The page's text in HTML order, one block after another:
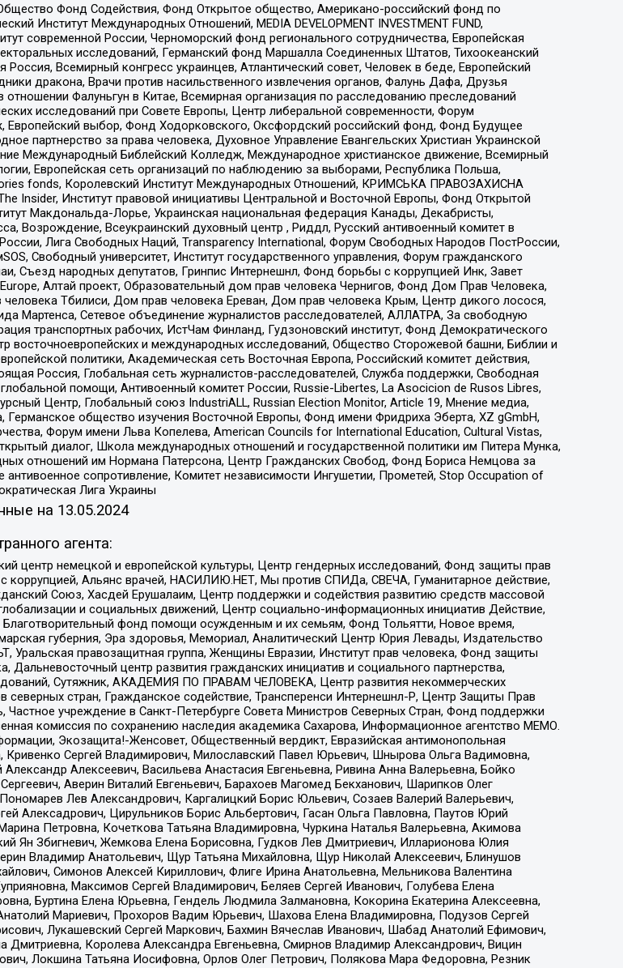
Фонд Содействия, Фонд Открытое общество, Американо-российский фонд по
Институт Международных Отношений, MEDIA DEVELOPMENT INVESTMENT FUND,
современной России, Черноморский фонд регионального сотрудничества, Европейская
исследований, Германский фонд Маршалла Соединенных Штатов, Тихоокеанский
Всемирный конгресс украинцев, Атлантический совет, Человек в беде, Европейский
дракона, Врачи против насильственного извлечения органов, Фалунь Дафа, Друзья
Фалуньгун в Китае, Всемирная организация по расследованию преследований
исследований при Совете Европы, Центр либеральной современности, Форум
выбор, Фонд Ходорковского, Оксфордский российский фонд, Фонд Будущее
партнерство за права человека, Духовное Управление Евангельских Христиан Украинской
Международный Библейский Колледж, Международное христианское движение, Всемирный
Европейская сеть организаций по наблюдению за выборами, Республика Польша,
fonds, Королевский Институт Международных Отношений, КРИМСЬКА ПРАВОЗАХИСНА
Insider, Институт правовой инициативы Центральной и Восточной Европы, Фонд Открытой
Макдональда-Лорье, Украинская национальная федерация Канады, Декабристы,
Возрождение, Всеукраинский духовный центр , Риддл, Русский антивоенный комитет в
Лига Свободных Наций, Transparеncy International, Форум Свободных Народов ПостРоссии,
Свободный университет, Институт государственного управления, Форум гражданского
Съезд народных депутатов, Гринпис Интернешнл, Фонд борьбы с коррупцией Инк, Завет
Алтай проект, Образовательный дом прав человека Чернигов, Фонд Дом Прав Человека,
Тбилиси, Дом прав человека Ереван, Дом прав человека Крым, Центр дикого лосося,
Мартенса, Сетевое объединение журналистов расследователей, АЛЛАТРА, За свободную
транспортных рабочих, ИстЧам Финланд, Гудзоновский институт, Фонд Демократического
восточноевропейских и международных исследований, Общество Сторожевой башни, Библии и
политики, Академическая сеть Восточная Европа, Российский комитет действия,
Россия, Глобальная сеть журналистов-расследователей, Служба поддержки, Свободная
помощи, Антивоенный комитет России, Russie-Libertes, La Asocicion de Rusos Libres,
Центр, Глобальный союз IndustriALL, Russian Election Monitor, Article 19, Мнение медиа,
общество изучения Восточной Европы, Фонд имени Фридриха Эберта, XZ gGmbH,
Форум имени Льва Копелева, American Councils for International Education, Cultural Vistas,
диалог, Школа международных отношений и государственной политики им Питера Мунка,
отношений им Нормана Патерсона, Центр Гражданских Свобод, Фонд Бориса Немцова за
сопротивление, Комитет независимости Ингушетии, Прометей, Stop Occupation of
Лига Украины
на 13.05.2024
агента:
центр немецкой и европейской культуры, Центр гендерных исследований, Фонд защиты прав
коррупцией, Альянс врачей, НАСИЛИЮ.НЕТ, Мы против СПИДа, СВЕЧА, Гуманитарное действие,
Союз, Хасдей Ерушалаим, Центр поддержки и содействия развитию средств массовой
и социальных движений, Центр социально-информационных инициатив Действие,
фонд помощи осужденным и их семьям, Фонд Тольятти, Новое время,
губерния, Эра здоровья, Мемориал, Аналитический Центр Юрия Левады, Издательство
правозащитная группа, Женщины Евразии, Институт прав человека, Фонд защиты
Дальневосточный центр развития гражданских инициатив и социального партнерства,
Сутяжник, АКАДЕМИЯ ПО ПРАВАМ ЧЕЛОВЕКА, Центр развития некоммерческих
северных стран, Гражданское содействие, Трансперенси Интернешнл-Р, Центр Защиты Прав
учреждение в Санкт-Петербурге Совета Министров Северных Стран, Фонд поддержки
комиссия по сохранению наследия академика Сахарова, Информационное агентство МЕМО.
Экозащита!-Женсовет, Общественный вердикт, Евразийская антимонопольная
Сергей Владимирович, Милославский Павел Юрьевич, Шнырова Ольга Вадимовна,
Алексеевич, Васильева Анастасия Евгеньевна, Ривина Анна Валерьевна, Бойко
Аверин Виталий Евгеньевич, Барахоев Магомед Бекханович, Шарипков Олег
Лев Александрович, Каргалицкий Борис Юльевич, Созаев Валерий Валерьевич,
Алексадрович, Цирульников Борис Альбертович, Гасан Ольга Павловна, Паутов Юрий
Петровна, Кочеткова Татьяна Владимировна, Чуркина Наталья Валерьевна, Акимова
Ян Збигневич, Жемкова Елена Борисовна, Гудков Лев Дмитриевич, Илларионова Юлия
Владимир Анатольевич, Щур Татьяна Михайловна, Щур Николай Алексеевич, Блинушов
Симонов Алексей Кириллович, Флиге Ирина Анатольевна, Мельникова Валентина
Максимов Сергей Владимирович, Беляев Сергей Иванович, Голубева Елена
Буртина Елена Юрьевна, Гендель Людмила Залмановна, Кокорина Екатерина Алексеевна,
Мариевич, Прохоров Вадим Юрьевич, Шахова Елена Владимировна, Подузов Сергей
Лукашевский Сергей Маркович, Бахмин Вячеслав Иванович, Шабад Анатолий Ефимович,
Королева Александра Евгеньевна, Смирнов Владимир Александрович, Вицин
Локшина Татьяна Иосифовна, Орлов Олег Петрович, Полякова Мара Федоровна, Резник